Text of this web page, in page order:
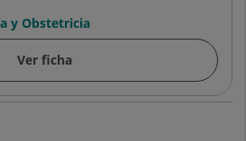
y Obstetricia
Ver ficha